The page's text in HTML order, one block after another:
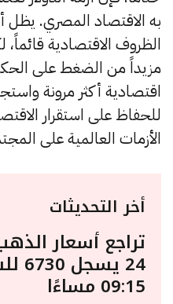
به الاقتصاد المصري.
الظروف الاقتصادية
مزيداً من الضغط على
اقتصادية أكثر مرونة
للحفاظ على استقرار
الأزمات العالمية على
أخر التحديثات
تراجع أسعار
24
09:15 مساءًا